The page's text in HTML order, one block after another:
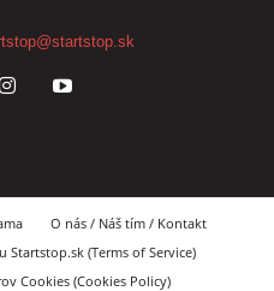
O nás / Náš tím / Kontakt
(Terms of Service)
Cookies (Cookies Policy)